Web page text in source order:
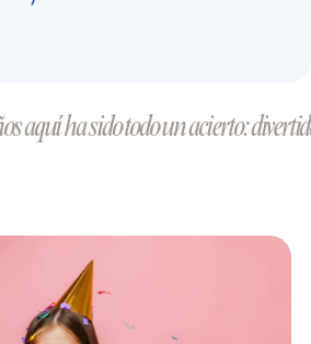
aquí ha sido todo un acierto: